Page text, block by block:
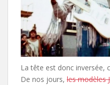
La tête est donc inversée,
De nos jours, les modèles